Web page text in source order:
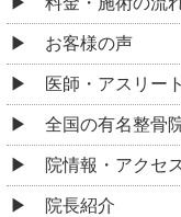
お客様の声
医師・アスリー
全国の有名整骨
院情報・アクセ
院長紹介